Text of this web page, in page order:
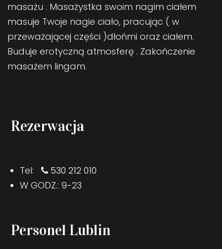
masażu . Masażystka swoim nagim ciałem
masuje Twoje nagie ciało, pracując ( w
przeważającej części )dłońmi oraz ciałem.
Buduje erotyczną atmosferę . Zakończenie
masażem lingam.
Rezerwacja
Tel:
530 212 010
W GODZ.: 9-23
Personel Lublin